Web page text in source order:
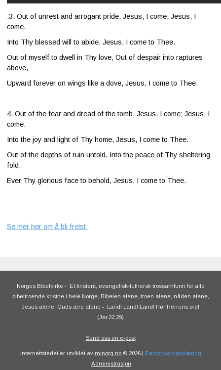
.3. Out of unrest and arrogant pride, Jesus, I come; Jesus, I
come.
Into Thy blessed will to abide, Jesus, I come to Thee.
Out of myself to dwell in Thy love, Out of despair into raptures
above,
Upward forever on wings like a dove, Jesus, I come to Thee.
4. Out of the fear and dread of the tomb, Jesus, I come; Jesus, I
come.
Into the joy and light of Thy home, Jesus, I come to Thee.
Out of the depths of ruin untold, Into the peace of Thy sheltering
fold,
Ever Thy glorious face to behold, Jesus, I come to Thee.
Se mer her om å bli frelst:
Norges Bibelkirke- Et kristent, evangelisk-luthersk trossamfunn for alle
bibeltroende kristne i hele Norge, Bibelen alene, troen alene, nåden alene,
Jesus alene, Guds ære alene - Land! Land! Land! Hør Herrens ord!
(Jer.22,29)
Send oss en e-post
Internettstedet er utviklet av minorg.no© 2026 | Personvernerklæring
Administrasjon